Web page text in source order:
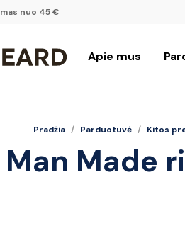
nuo 45 €
Apie mus
Pradžia / Parduotuvė / Kitos
Man Made